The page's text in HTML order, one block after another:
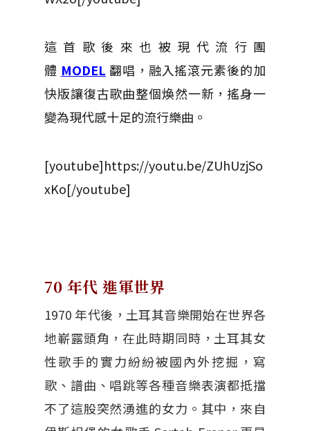
這首歌後來也被現代流行團
體 MODEL 翻唱，融入搖滾元素後的加
快版讓復古歌曲整個煥然一新，搖身一
變為現代感十足的流行樂曲。
[youtube]https://youtu.be/ZUhUzjSo
xKo[/youtube]
70 年代 進軍世界
1970 年代後，土耳其音樂開始在世界各
地嶄露頭角，在此時期同時，土耳其女
性歌手的實力紛紛被國內外挖掘，寫
歌、譜曲、唱跳等各種音樂表演都抵擋
不了這股突然湧進的女力。其中，來自